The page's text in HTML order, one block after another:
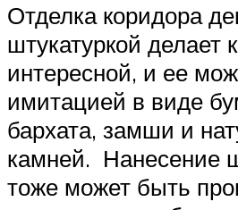
Отделка коридора
штукатуркой делает
интересной, и ее
имитацией в виде
бархата, замши и
камней. Нанесение
тоже может быть